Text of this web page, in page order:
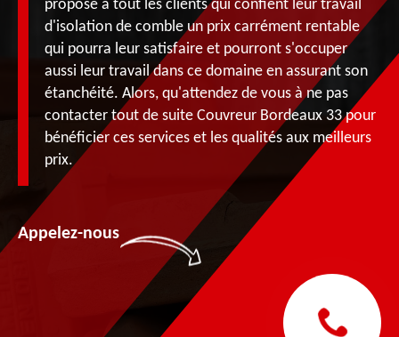
propose à tout les clients qui confient leur travail
d'isolation de comble un prix carrément rentable
qui pourra leur satisfaire et pourront s'occuper
aussi leur travail dans ce domaine en assurant son
étanchéité. Alors, qu'attendez de vous à ne pas
contacter tout de suite Couvreur Bordeaux 33 pour
bénéficier ces services et les qualités aux meilleurs
prix.
Appelez-nous